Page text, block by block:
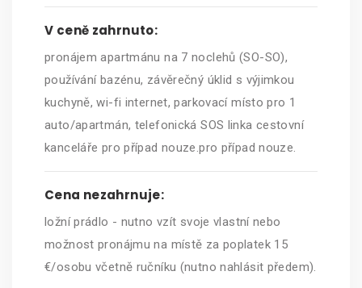
V ceně zahrnuto:
pronájem apartmánu na 7 noclehů (SO-SO),
používání bazénu, závěrečný úklid s výjimkou
kuchyně, wi-fi internet, parkovací místo pro 1
auto/apartmán, telefonická SOS linka cestovní
kanceláře pro případ nouze.pro případ nouze.
Cena nezahrnuje:
ložní prádlo - nutno vzít svoje vlastní nebo
možnost pronájmu na místě za poplatek 15
€/osobu včetně ručníku (nutno nahlásit předem).